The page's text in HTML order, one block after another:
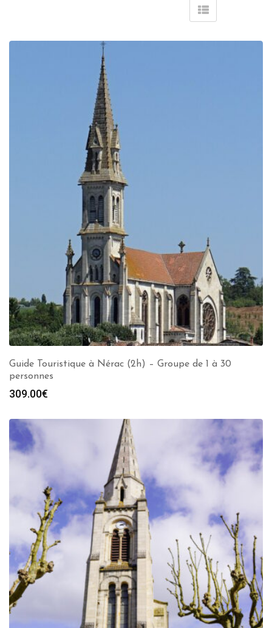
Guide Touristique à Nérac (2h) – Groupe de 1 à 30
personnes
309.00€